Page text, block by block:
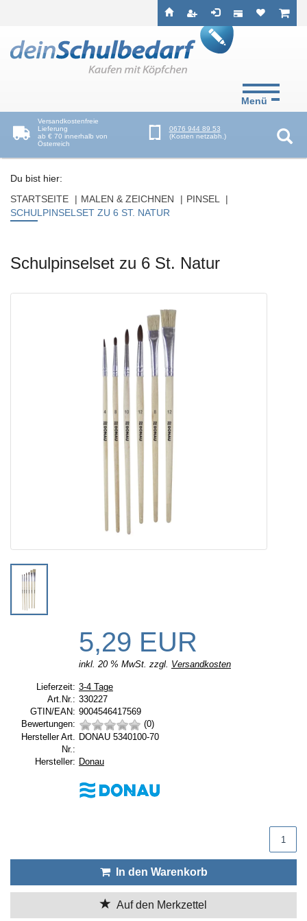
ist leerist
Menü
Versandkostenfreie
Lieferung
ab € 70 innerhalb von
Österreich
0676 944 89 53
(Kosten netzabh.)
Du bist hier:
STARTSEITE
MALEN & ZEICHNEN
PINSEL
SCHULPINSELSET ZU 6 ST. NATUR
Schulpinselset zu 6 St. Natur
5,29 EUR
inkl. 20 % MwSt. zzgl. Versandkosten
Lieferzeit: Lieferzeit:
3-4 Tage
Art.Nr.: 330227
GTIN/EAN: 9004546417569
Bewertungen:
(0)
Hersteller Art.
Nr.:
DONAU 5340100-70
Hersteller: Hersteller:
Donau
In den Warenkorb
Auf den Merkzettel